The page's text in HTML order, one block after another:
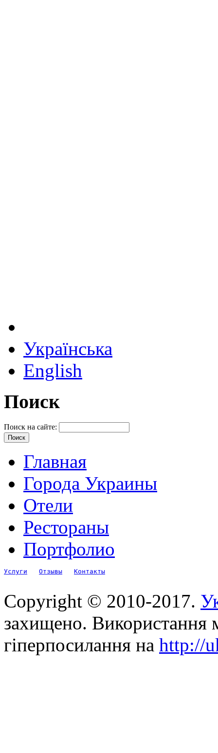
Українська
English
Поиск
Поиск на сайте:
Главная
Города Украины
Отели
Рестораны
Портфолио
Услуги Отзывы Контакты
Copyright © 2010-2017.
захищено. Використання
гіперпосилання на http://